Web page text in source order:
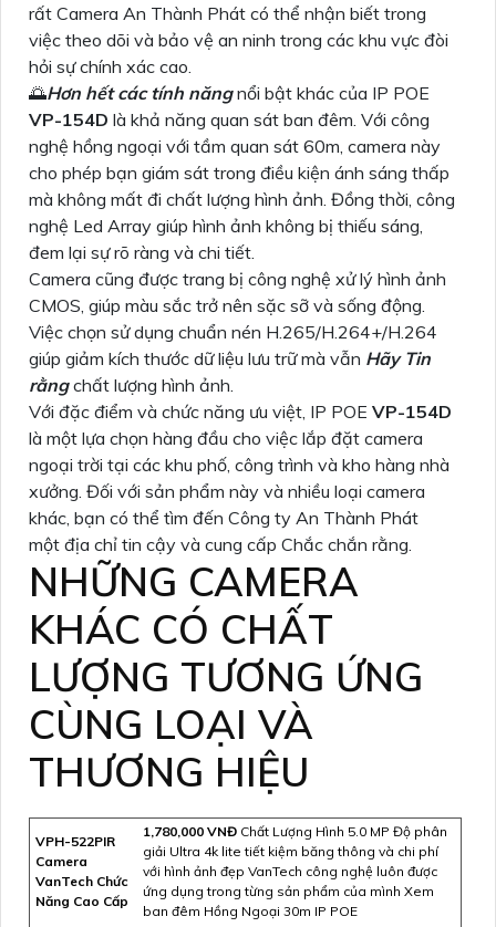
rất Camera An Thành Phát có thể nhận biết trong
việc theo dõi và bảo vệ an ninh trong các khu vực đòi
hỏi sự chính xác cao.
🌅Hơn hết các tính năngnổi bật khác của IP POE
VP-154D là khả năng quan sát ban đêm. Với công
nghệ hồng ngoại với tầm quan sát 60m, camera này
cho phép bạn giám sát trong điều kiện ánh sáng thấp
mà không mất đi chất lượng hình ảnh. Đồng thời, công
nghệ Led Array giúp hình ảnh không bị thiếu sáng,
đem lại sự rõ ràng và chi tiết.
Camera cũng được trang bị công nghệ xử lý hình ảnh
CMOS, giúp màu sắc trở nên sặc sỡ và sống động.
Việc chọn sử dụng chuẩn nén H.265/H.264+/H.264
giúp giảm kích thước dữ liệu lưu trữ mà vẫn Hãy Tin
rằngchất lượng hình ảnh.
Với đặc điểm và chức năng ưu việt, IP POE VP-154D
là một lựa chọn hàng đầu cho việc lắp đặt camera
ngoại trời tại các khu phố, công trình và kho hàng nhà
xưởng. Đối với sản phẩm này và nhiều loại camera
khác, bạn có thể tìm đến Công ty An Thành Phát
một địa chỉ tin cậy và cung cấp Chắc chắn rằng.
NHỮNG CAMERA
KHÁC CÓ CHẤT
LƯỢNG TƯƠNG ỨNG
CÙNG LOẠI VÀ
THƯƠNG HIỆU
VPH-522PIR
Camera
VanTech Chức
Năng Cao Cấp
1,780,000 VNĐ Chất Lượng Hình 5.0 MP Độ phân
giải Ultra 4k lite tiết kiệm băng thông và chi phí
với hình ảnh đẹp VanTech công nghệ luôn được
ứng dụng trong từng sản phẩm của mình Xem
ban đêm Hồng Ngoại 30m IP POE